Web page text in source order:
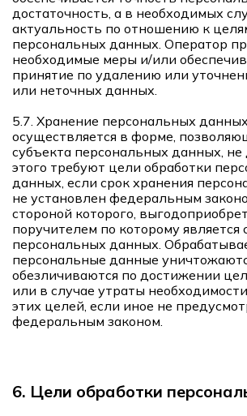
достаточность, а в необходимых
актуальность по отношению к
персональных данных. Оператор
необходимые меры и/или
принятие по удалению или
или неточных данных.
5.7. Хранение персональных
осуществляется в форме,
субъекта персональных данных,
этого требуют цели обработки
данных, если срок хранения
не установлен федеральным
стороной которого,
поручителем по которому является
персональных данных.
персональные данные
обезличиваются по достижении
или в случае утраты
этих целей, если иное не
федеральным законом.
6. Цели обработки